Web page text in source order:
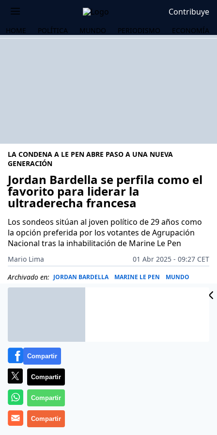
Contribuye
HOME POLÍTICA MUNDO PERIODISMO ECONOMÍA
LA CONDENA A LE PEN ABRE PASO A UNA NUEVA
GENERACIÓN
Jordan Bardella se perfila como el
favorito para liderar la
ultraderecha francesa
Los sondeos sitúan al joven político de 29 años como
la opción preferida por los votantes de Agrupación
Nacional tras la inhabilitación de Marine Le Pen
Mario Lima
01 Abr 2025 - 09:27 CET
Archivado en: JORDAN BARDELLA MARINE LE PEN MUNDO
Compartir
Compartir
Compartir
Compartir